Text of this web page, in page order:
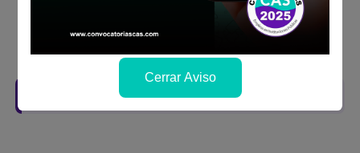
Revisar el cronograma para conocer cuando
se publicará los resultados
Descarga aquí las Bases
Cerrar Aviso